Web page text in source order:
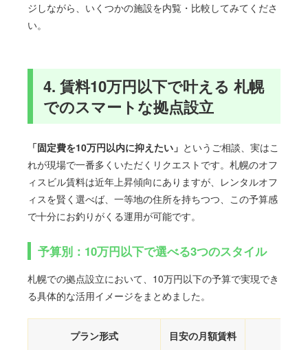
ジしながら、いくつかの施設を内覧・比較してみてくださ
い。
4. 賃料10万円以下で叶える 札幌
でのスマートな拠点設立
「固定費を10万円以内に抑えたい」 というご相談、実はこ
れが現場で一番多くいただくリクエストです。札幌のオフ
ィスビル賃料は近年上昇傾向にありますが、レンタルオフ
ィスを賢く選べば、一等地の住所を持ちつつ、この予算感
で十分にお釣りがくる運用が可能です。
予算別：10万円以下で選べる3つのスタイル
札幌での拠点設立において、10万円以下の予算で実現でき
る具体的な活用イメージをまとめました。
プラン形式 目安の月額賃料